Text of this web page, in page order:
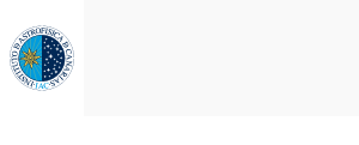
to
main
content